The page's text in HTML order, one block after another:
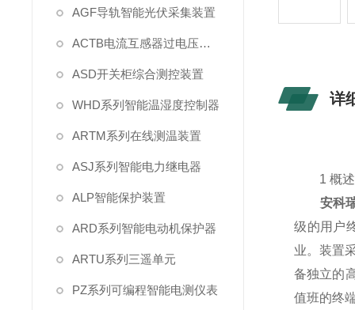
AGF导轨智能光伏采集装置
ACTB电流互感器过电压保护
ASD开关柜综合测控装置
WHD系列智能温湿度控制器
ARTM系列在线测温装置
ASJ系列智能电力继电器
ALP智能保护装置
ARD系列智能电动机保护器
ARTU系列三遥单元
PZ系列可编程智能电测仪表
详
1 概述
安科
级的用户
业。装置
备独立的
值班的终